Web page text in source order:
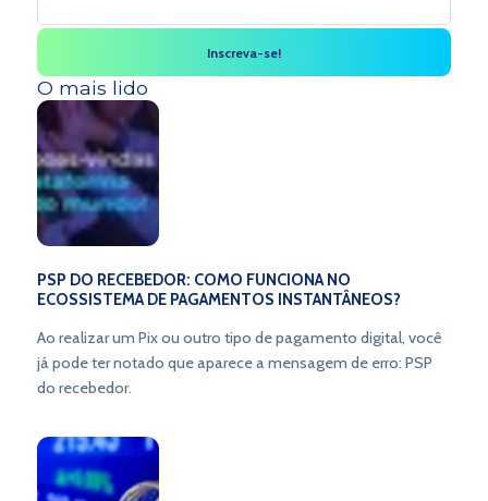
O mais lido
PSP DO RECEBEDOR: COMO FUNCIONA NO
ECOSSISTEMA DE PAGAMENTOS INSTANTÂNEOS?
Ao realizar um Pix ou outro tipo de pagamento digital, você
já pode ter notado que aparece a mensagem de erro: PSP
do recebedor.